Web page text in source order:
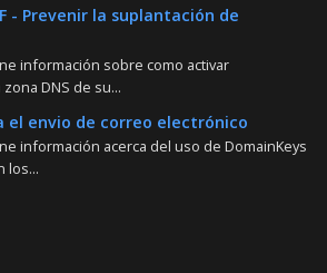
- Prevenir la suplantación de
información sobre como activar
zona DNS de su...
el envio de correo electrónico
información acerca del uso de DomainKeys
los...